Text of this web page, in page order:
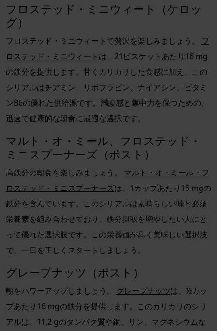
フロステッド・ミニウィート（ケロッ
グ）
フロステッド・ミニウィートで贅沢を楽しみましょう。 フ
ロステッド・ミニウィート は、21ビスケットあたり16 mg
の鉄分を提供します。甘くカリカリした食感に加え、この
シリアルはチアミン、リボフラビン、ナイアシン、ビタミ
ンB6の優れた供給源です。満腹感と集中力を保つための、
迅速で健康的な朝食に最適な選択です。
マルト・オ・ミール、フロステッド・
ミニスプーナーズ（ポスト）
高鉄分の朝食を楽しみましょう。 マルト・オ・ミール・フ
ロステッド・ミニスプーナーズは、1カップあたり16 mgの
鉄分を含んでいます。このシリアルは素晴らしい味と必須
栄養素を組み合わせており、鉄分摂取を増やしたい人にと
って優れた選択肢です。この栄養価が高く美味しい選択肢
で、一日を正しくスタートしましょう。
グレープナッツ（ポスト）
朝をパワーアップしましょう。 グレープナッツは、½カッ
プあたり16 mgの鉄分を提供します。このカリカリのシリ
アルは、11.2 gのタンパク質や銅、リン、マグネシウムな